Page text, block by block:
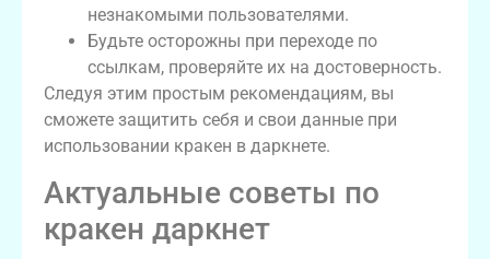
незнакомыми пользователями.
Будьте осторожны при переходе по
ссылкам, проверяйте их на достоверность.
Следуя этим простым рекомендациям, вы
сможете защитить себя и свои данные при
использовании кракен в даркнете.
Актуальные советы по
кракен даркнет